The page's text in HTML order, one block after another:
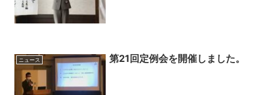
ニュース 第21回定例会を開催しました。